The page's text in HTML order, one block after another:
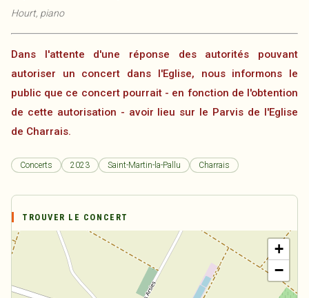
Hourt, piano
Dans l'attente d'une réponse des autorités pouvant
autoriser un concert dans l'Eglise, nous informons le
public que ce concert pourrait - en fonction de l'obtention
de cette autorisation - avoir lieu sur le Parvis de l'Eglise
de Charrais.
Concerts 2023 Saint-Martin-la-Pallu Charrais
TROUVER LE CONCERT
+
−